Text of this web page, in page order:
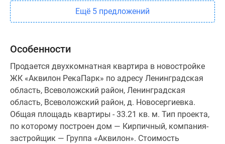
Ещё 5 предложений
Особенности
Продается двухкомнатная квартира в новостройке
ЖК «Аквилон РекаПарк» по адресу Ленинградская
область, Всеволожский район, Ленинградская
область, Всеволожский район, д. Новосергиевка.
Общая площадь квартиры - 33.21 кв. м. Тип проекта,
по которому построен дом — Кирпичный, компания-
застройщик — Группа «Аквилон». Стоимость